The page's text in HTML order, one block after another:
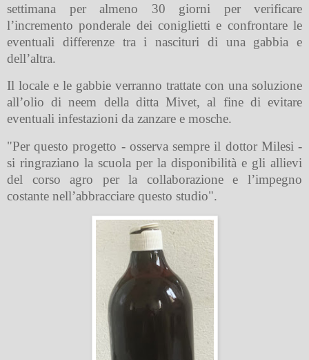
settimana per almeno 30 giorni per verificare
l’incremento ponderale dei coniglietti e confrontare le
eventuali differenze tra i nascituri di una gabbia e
dell’altra.
Il locale e le gabbie verranno trattate con una soluzione
all’olio di neem della ditta Mivet, al fine di evitare
eventuali infestazioni da zanzare e mosche.
"Per questo progetto - osserva sempre il dottor Milesi -
si ringraziano la scuola per la disponibilità e gli allievi
del corso agro per la collaborazione e l’impegno
costante nell’abbracciare questo studio".